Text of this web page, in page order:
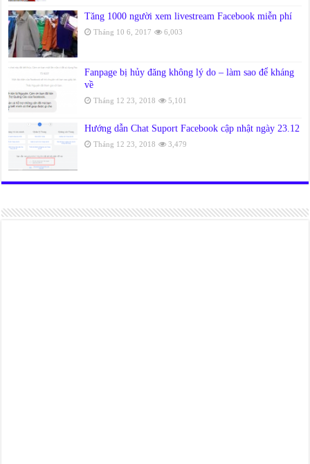
Tăng 1000 người xem livestream Facebook miễn phí
Tháng 10 6, 2017 6,003
Fanpage bị hủy đăng không lý do – làm sao để kháng
về
Tháng 12 23, 2018 5,101
Hướng dẫn Chat Suport Facebook cập nhật ngày 23.12
Tháng 12 23, 2018 3,479